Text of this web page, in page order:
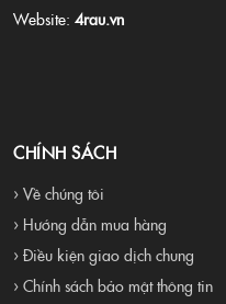
Website: 4rau.vn
CHÍNH SÁCH
› Về chúng tôi
› Hướng dẫn mua hàng
› Điều kiện giao dịch chung
› Chính sách bảo mật thông tin